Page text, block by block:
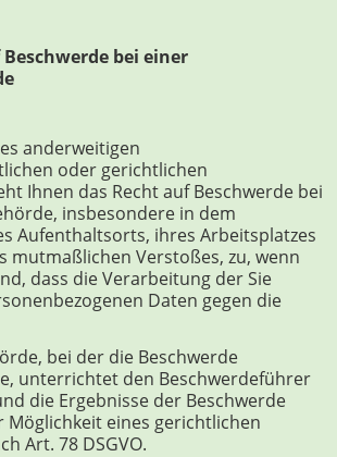
bei einer
anderweitigen
oder gerichtlichen
Ihnen das Recht auf Beschwerde bei
insbesondere in dem
Aufenthaltsorts, ihres Arbeitsplatzes
mutmaßlichen Verstoßes, zu, wenn
dass die Verarbeitung der Sie
Daten gegen die
bei der die Beschwerde
unterrichtet den Beschwerdeführer
die Ergebnisse der Beschwerde
Möglichkeit eines gerichtlichen
Art. 78 DSGVO.